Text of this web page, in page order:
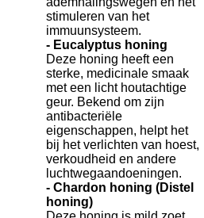
stimuleren van het
immuunsysteem.
- Eucalyptus honing
Deze honing heeft een
sterke, medicinale smaak
met een licht houtachtige
geur. Bekend om zijn
antibacteriële
eigenschappen, helpt het
bij het verlichten van hoest,
verkoudheid en andere
luchtwegaandoeningen.
- Chardon honing (Distel
honing)